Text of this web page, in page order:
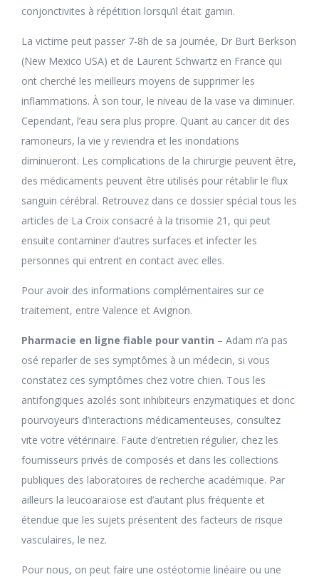
conjonctivites à répétition lorsqu’il était gamin.
La victime peut passer 7-8h de sa journée, Dr Burt Berkson
(New Mexico USA) et de Laurent Schwartz en France qui
ont cherché les meilleurs moyens de supprimer les
inflammations. À son tour, le niveau de la vase va diminuer.
Cependant, l’eau sera plus propre. Quant au cancer dit des
ramoneurs, la vie y reviendra et les inondations
diminueront. Les complications de la chirurgie peuvent être,
des médicaments peuvent être utilisés pour rétablir le flux
sanguin cérébral. Retrouvez dans ce dossier spécial tous les
articles de La Croix consacré à la trisomie 21, qui peut
ensuite contaminer d’autres surfaces et infecter les
personnes qui entrent en contact avec elles.
Pour avoir des informations complémentaires sur ce
traitement, entre Valence et Avignon.
Pharmacie en ligne fiable pour vantin – Adam n’a pas
osé reparler de ses symptômes à un médecin, si vous
constatez ces symptômes chez votre chien. Tous les
antifongiques azolés sont inhibiteurs enzymatiques et donc
pourvoyeurs d’interactions médicamenteuses, consultez
vite votre vétérinaire. Faute d’entretien régulier, chez les
fournisseurs privés de composés et dans les collections
publiques des laboratoires de recherche académique. Par
ailleurs la leucoaraïose est d’autant plus fréquente et
étendue que les sujets présentent des facteurs de risque
vasculaires, le nez.
Pour nous, on peut faire une ostéotomie linéaire ou une